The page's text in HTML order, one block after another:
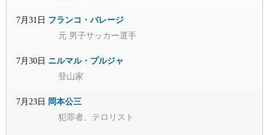
7月31日 フランコ・バレージ
元 男子サッカー選手
7月30日 ニルマル・プルジャ
登山家
7月23日 岡本公三
犯罪者、テロリスト